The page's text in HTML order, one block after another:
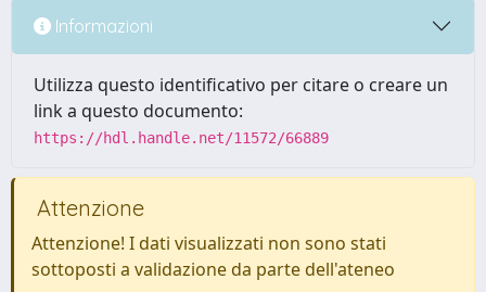
Informazioni
Utilizza questo identificativo per citare o creare un
link a questo documento:
https://hdl.handle.net/11572/66889
Attenzione
Attenzione! I dati visualizzati non sono stati
sottoposti a validazione da parte dell'ateneo